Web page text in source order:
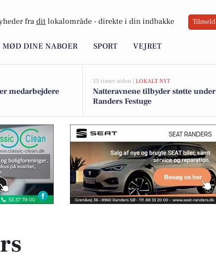
fra dit lokalområde - direkte i din indbakke Tilmeld
MØD DINE NABOER SPORT VEJRET
medarbejdere
13 timer siden | LOKALT NYT
Natteravnene tilbyder støtte under
Randers Festuge